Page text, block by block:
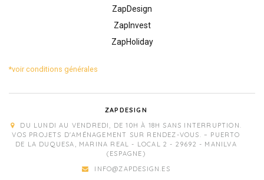
ZapDesign
ZapInvest
ZapHoliday
*voir conditions générales
ZAPDESIGN
DU LUNDI AU VENDREDI, DE 10H À 18H SANS INTERRUPTION.
VOS PROJETS D'AMÉNAGEMENT SUR RENDEZ-VOUS. – PUERTO
DE LA DUQUESA, MARINA REAL - LOCAL 2 - 29692 - MANILVA
(ESPAGNE)
INFO@ZAPDESIGN.ES